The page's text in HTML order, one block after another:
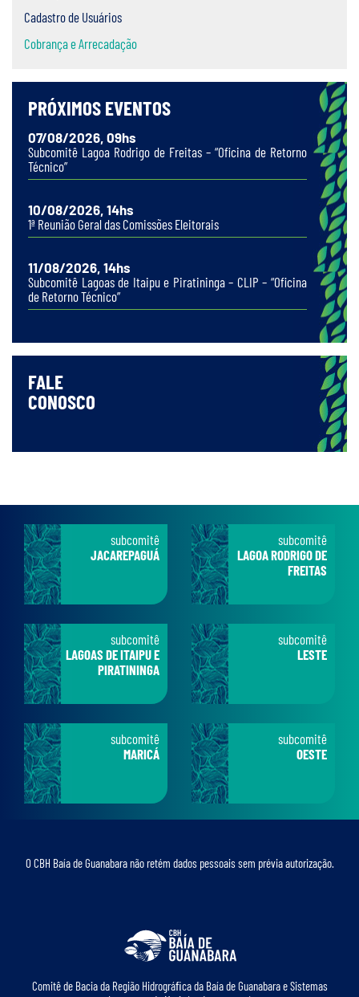
Cadastro de Usuários
Cobrança e Arrecadação
PRÓXIMOS EVENTOS
07/08/2026, 09hs
Subcomitê Lagoa Rodrigo de Freitas – “Oficina de Retorno
Técnico”
10/08/2026, 14hs
1ª Reunião Geral das Comissões Eleitorais
11/08/2026, 14hs
Subcomitê Lagoas de Itaipu e Piratininga – CLIP – “Oficina
de Retorno Técnico”
FALE
CONOSCO
subcomitê
JACAREPAGUÁ
subcomitê
LAGOA RODRIGO DE
FREITAS
subcomitê
LAGOAS DE ITAIPU E
PIRATININGA
subcomitê
LESTE
subcomitê
MARICÁ
subcomitê
OESTE
O CBH Baía de Guanabara não retém dados pessoais sem prévia autorização.
Comitê de Bacia da Região Hidrográﬁca da Baía de Guanabara e Sistemas